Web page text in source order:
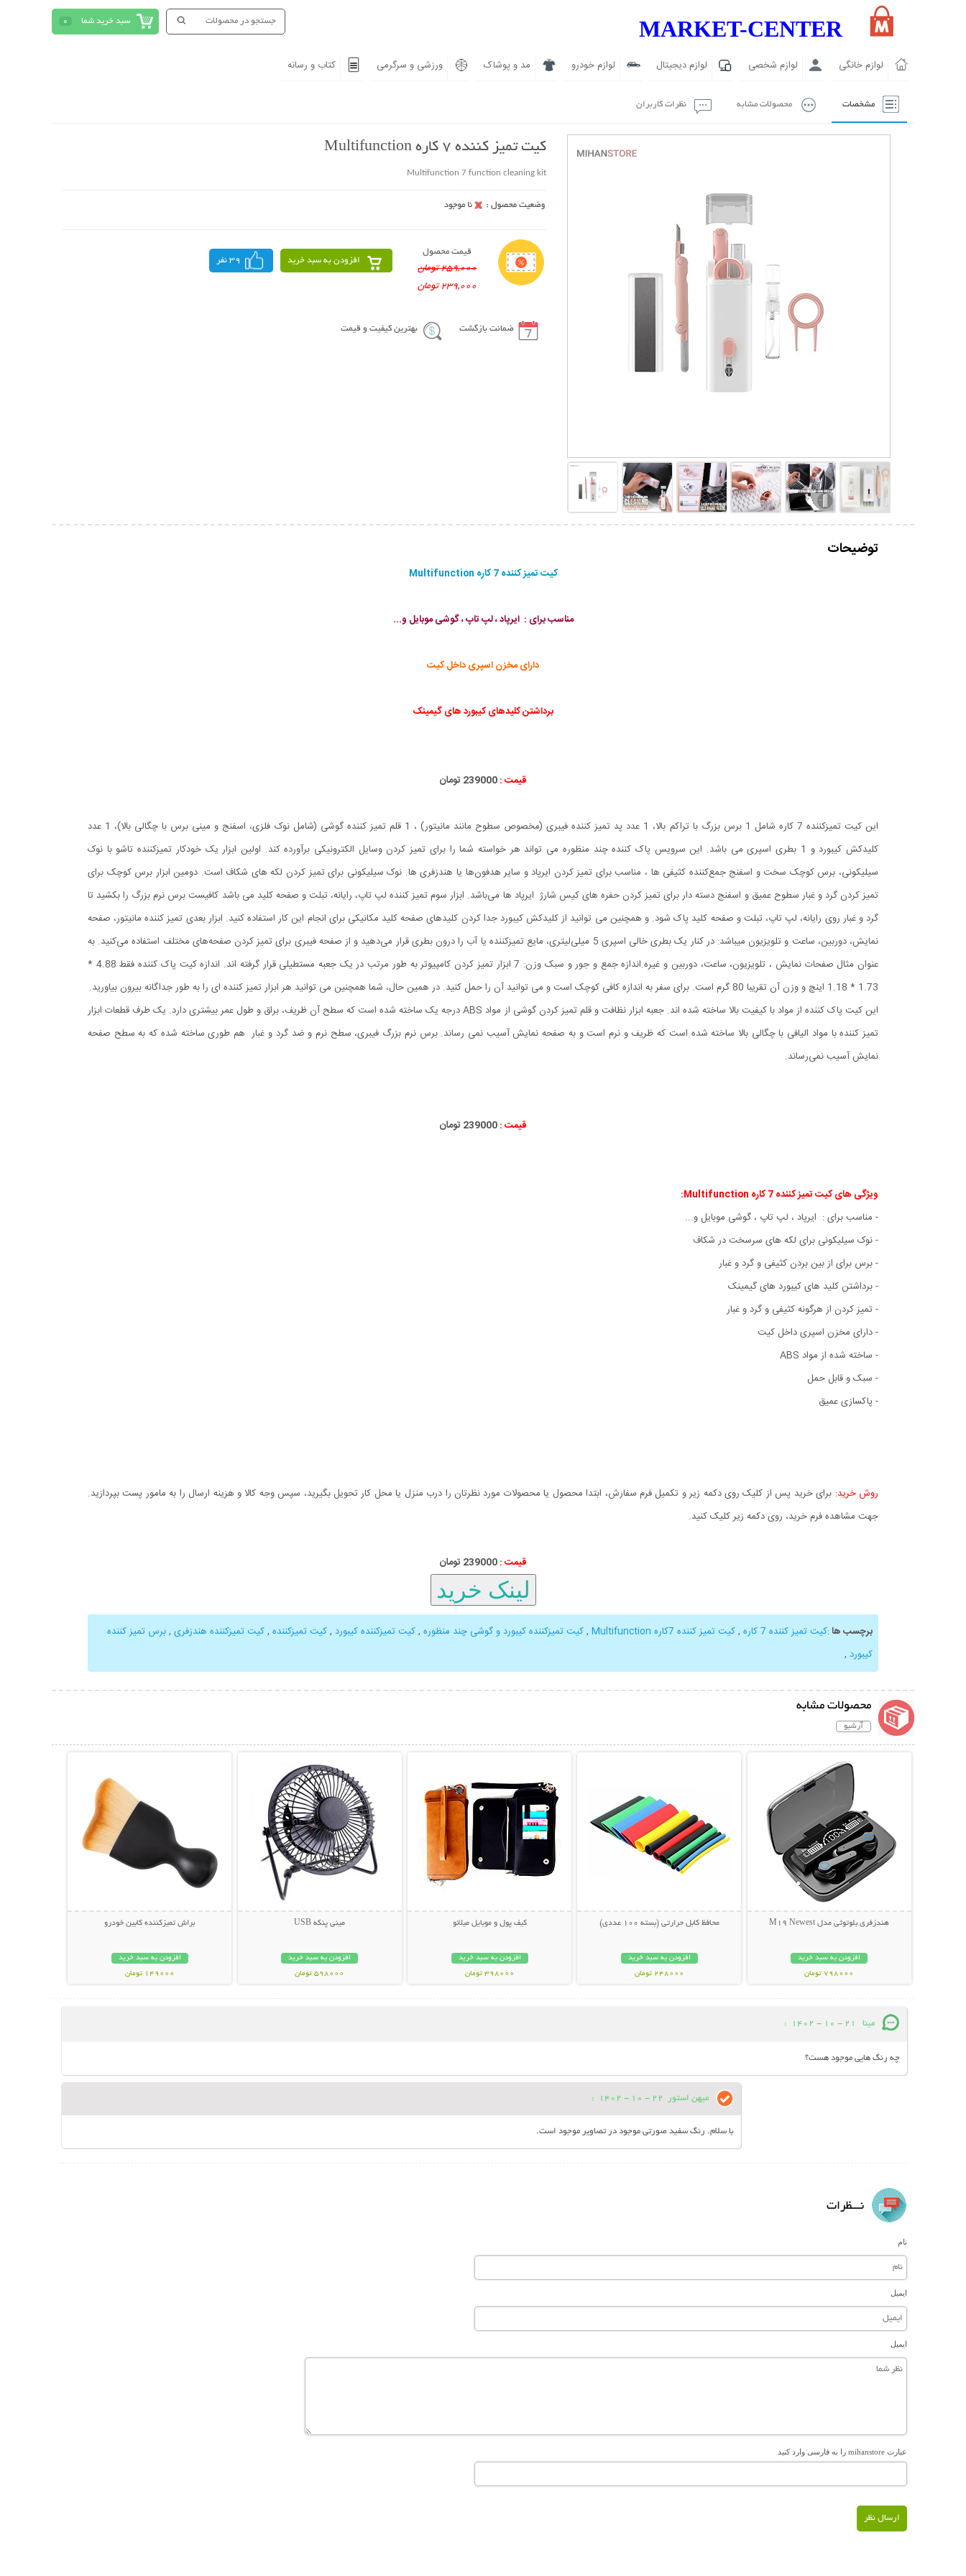
سبد خرید شما 0 MARKET-CENTER
لوازم خانگی لوازم شخصی لوازم دیجیتال لوازم خودرو مد و پوشاک ورزشی و سرگرمی کتاب و رسانه
مشخصات محصولات مشابه نظرات کاربران
کیت تمیز کننده 7 کاره Multifunction
Multifunction 7 function cleaning kit
قیمت محصول
259,000 تومان
239,000 تومان
افزودن به سبد خرید 39 نفر
ضمانت بازگشت بهترین کیفیت و قیمت
توضیحات
کیت تمیز کننده 7 کاره Multifunction
مناسب برای : ایرپاد ، لپ تاپ ، گوشی موبایل و...
دارای مخزن اسپری داخل کیت
برداشتن کلیدهای کیبورد های گیمینک
قیمت :239000 تومان
این کیت تمیزکننده 7 کاره شامل 1 برس بزرگ با تراکم بالا، 1 عدد پد تمیز کننده فیبری (مخصوص سطوح مانند مانیتور) ، 1 قلم تمیز کننده گوشی (شامل نوک فلزی، اسفنج و مینی برس با چگالی بالا)، 1 عدد
کلیدکش کیبورد و 1 بطری اسپری می باشد. این سرویس پاک کننده چند منظوره می تواند هر خواسته شما را برای تمیز کردن وسایل الکترونیکی برآورده کند. اولین ابزار یک خودکار تمیزکننده تاشو با نوک
سیلیکونی، برس کوچک سخت و اسفنج جمع‌کننده کثیفی ها ، مناسب برای تمیز کردن ایرپاد و سایر هدفون‌ها یا هندزفری ها. نوک سیلیکونی برای تمیز کردن لکه های شکاف است. دومین ابزار برس کوچک برای
تمیز کردن گرد و غبار سطوح عمیق و اسفنج دسته دار برای تمیز کردن حفره های کیس شارژ ایرپاد ها می‌باشد. ابزار سوم تمیز کننده لپ تاپ، رایانه، تبلت و صفحه کلید می باشد کافیست برس نرم بزرگ را بکشید تا
گرد و غبار روی رایانه، لپ تاپ، تبلت و صفحه کلید پاک شود. و همچنین می توانید از کلیدکش کیبورد جدا کردن کلیدهای صفحه کلید مکانیکی برای انجام این کار استفاده کنید. ابزار بعدی تمیز کننده مانیتور، صفحه
نمایش، دوربین، ساعت و تلویزیون میباشد: در کنار یک بطری خالی اسپری 5 میلی‌لیتری، مایع تمیزکننده یا آب را درون بطری قرار می‌دهید و از صفحه فیبری برای تمیز کردن صفحه‌های مختلف استفاده می‌کنید. به
عنوان مثال صفحات نمایش ، تلویزیون، ساعت، دوربین و غیره.اندازه جمع و جور و سبک وزن: 7 ابزار تمیز کردن کامپیوتر به طور مرتب در یک جعبه مستطیلی قرار گرفته اند. اندازه کیت پاک کننده فقط 4.88 *
1.73 * 1.18 اینچ و وزن آن تقریبا 80 گرم است. برای سفر به اندازه کافی کوچک است و می توانید آن را حمل کنید. در همین حال، شما همچنین می توانید هر ابزار تمیز کننده ای را به طور جداگانه بیرون بیاورید.
این کیت پاک کننده از مواد با کیفیت بالا ساخته شده اند. جعبه ابزار نظافت و قلم تمیز کردن گوشی از مواد ABS درجه یک ساخته شده است که سطح آن ظریف، براق و طول عمر بیشتری دارد. یک طرف قطعات ابزار
تمیز کننده با مواد الیافی با چگالی بالا ساخته شده است که ظریف و نرم است و به صفحه نمایش آسیب نمی رساند. برس نرم بزرگ فیبری، سطح نرم و ضد گرد و غبار هم طوری ساخته شده که به سطح صفحه
نمایش آسیب نمی‌رساند.
قیمت :239000 تومان
ویژگی های کیت تمیز کننده 7 کاره Multifunction:
- مناسب برای : ایرپاد ، لپ تاپ ، گوشی موبایل و...
- نوک سیلیکونی برای لکه های سرسخت در شکاف
- برس برای از بین بردن کثیفی و گرد و غبار
- برداشتن کلید های کیبورد های گیمینک
- تمیز کردن از هرگونه کثیفی و گرد و غبار
- دارای مخزن اسپری داخل کیت
- ساخته شده از مواد ABS
- سبک و قابل حمل
- پاکسازی عمیق
روش خرید: برای خرید پس از کلیک روی دکمه زیر و تکمیل فرم سفارش، ابتدا محصول یا محصولات مورد نظرتان را درب منزل یا محل کار تحویل بگیرید، سپس وجه کالا و هزینه ارسال را به مامور پست بپردازید.
جهت مشاهده فرم خرید، روی دکمه زیر کلیک کنید.
قیمت : 239000 تومان
برچسب ها:کیت تمیز کننده 7 کاره ,کیت تمیز کننده 7کاره Multifunction ,کیت تمیزکننده کیبورد و گوشی چند منظوره ,کیت تمیزکننده کیبورد ,کیت تمیزکننده ,کیت تمیزکننده هندزفری ,برس تمیز کننده
کیبورد ,
محصولات مشابه
آرشیو
هندزفری بلوتوثی مدل M19 Newest
افزودن به سبد خرید
798000 تومان
محافظ کابل حرارتی (بسته 100 عددی)
افزودن به سبد خرید
248000 تومان
کیف پول و موبایل میلانو
افزودن به سبد خرید
398000 تومان
مینی پنکه USB
افزودن به سبد خرید
598000 تومان
براش تمیزکننده کابین خودرو
افزودن به سبد خرید
149000 تومان
مینا 21 - 10 - 1402
:
چه رنگ هایی موجود هست؟
میهن استور 22 - 10 - 1402
:
با سلام. رنگ سفید صورتی موجود در تصاویر موجود است.
نـــظرات
نام
ایمیل
ایمیل
عبارت mihanstore را به فارسی وارد کنید
ارسال نظر